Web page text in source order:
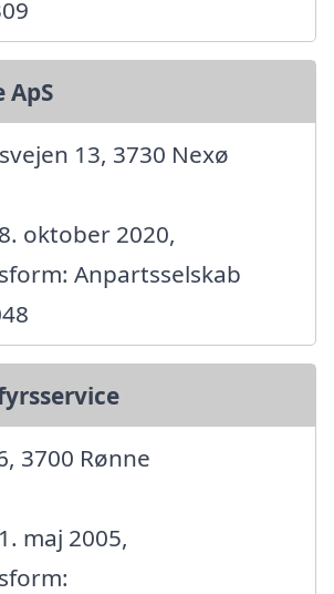
ApS
13, 3730 Nexø
oktober 2020,
Anpartsselskab
3700 Rønne
maj 2005,